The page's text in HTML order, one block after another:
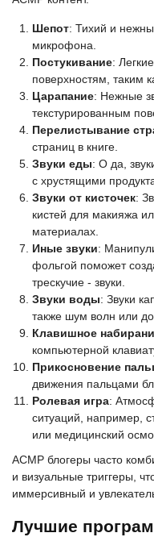
Шепот: Тихий и
микрофона.
Постукивание:
поверхностям, таким
Царапание: Нежные
текстурированным
Перелистывание
страниц в книге.
Звуки еды: О да,
с хрустящими
Звуки от кисточек:
кистей для макияжа
материалах.
Иные звуки:
фольгой поможет
трескучие - звуки.
Звуки воды: Звуки
также шум волн или
Клавишное
компьютерной
Прикосновение
движения пальцами
Ролевая игра:
ситуаций, например,
или медицинский
АСМР блогеры часто
и визуальные триггеры,
иммерсивный и
Лучшие